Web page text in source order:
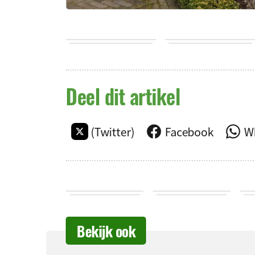
Deel dit artikel
(Twitter) Facebook
Bekijk ook